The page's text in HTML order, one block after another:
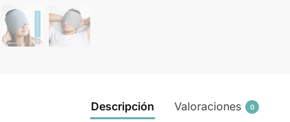
Descripción Valoraciones 0